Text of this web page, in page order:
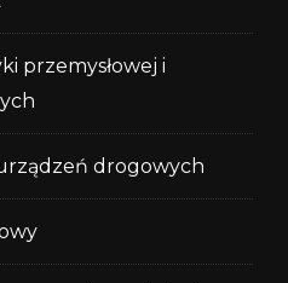
przemysłowej i
drogowych